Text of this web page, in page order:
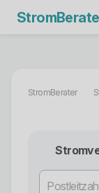
StromBerater